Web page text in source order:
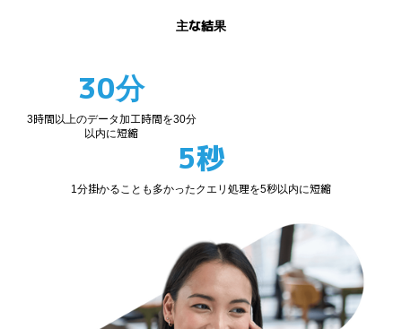
主な結果
30分
3時間以上のデータ加工時間を30分
以内に短縮
5秒
1分掛かることも多かったクエリ処理を5秒以内に短縮